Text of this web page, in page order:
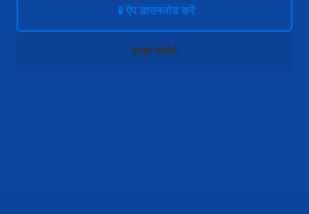
📱 ऐप डाउनलोड करें
लाइव सपोर्ट